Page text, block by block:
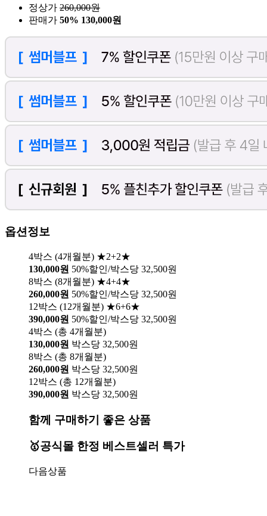
정상가 260,000원
판매가 50% 130,000원
옵션정보
4박스 (4개월분) ★2+2★
130,000원 50%할인/박스당 32,500원
8박스 (8개월분) ★4+4★
260,000원 50%할인/박스당 32,500원
12박스 (12개월분) ★6+6★
390,000원 50%할인/박스당 32,500원
4박스 (총 4개월분)
130,000원 박스당 32,500원
8박스 (총 8개월분)
260,000원 박스당 32,500원
12박스 (총 12개월분)
390,000원 박스당 32,500원
함께 구매하기 좋은 상품
🥇공식몰 한정 베스트셀러 특가
다음상품